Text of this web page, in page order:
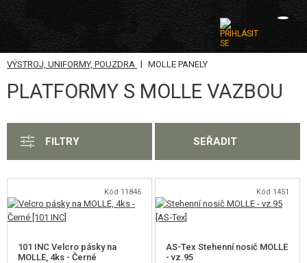
KATEGORIE
AIRSOFTOVÉ ZBRANĚ
GRANÁTOMETY, GRANÁTY
AKUMULÁTORY, NABÍJEČKY
ZÁSOBNÍKY, PLNIČKY
VÝSTROJ, UNIFORMY, POUZDRA | MOLLE PANELY
PLATFORMY S MOLLE VAZBOU
FILTRY SEŘADIT
Kód 11846
101 INC Velcro pásky na
MOLLE, 4ks - Černé
Kód 1451
AS-Tex Stehenní nosič MOLLE
- vz.95